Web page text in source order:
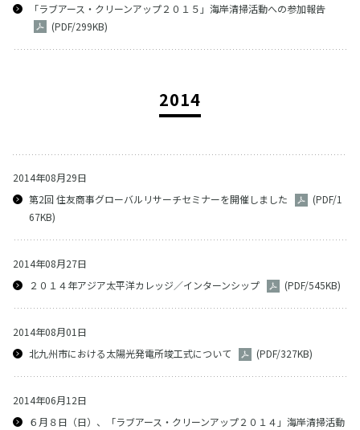
「ラブアース・クリーンアップ２０１５」海岸清掃活動への参加報告
(PDF/299KB)
2014
2014年08月29日
第2回 住友商事グローバルリサーチセミナーを開催しました
(PDF/1
67KB)
2014年08月27日
２０１４年アジア太平洋カレッジ／インターンシップ
(PDF/545KB)
2014年08月01日
北九州市における太陽光発電所竣工式について
(PDF/327KB)
2014年06月12日
６月８日（日）、「ラブアース・クリーンアップ２０１４」海岸清掃活動